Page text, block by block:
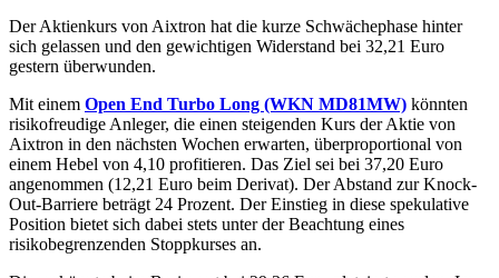
Der Aktienkurs von Aixtron hat die kurze Schwächephase hinter
sich gelassen und den gewichtigen Widerstand bei 32,21 Euro
gestern überwunden.
Mit einem Open End Turbo Long (WKN MD81MW) könnten
risikofreudige Anleger, die einen steigenden Kurs der Aktie von
Aixtron in den nächsten Wochen erwarten, überproportional von
einem Hebel von 4,10 profitieren. Das Ziel sei bei 37,20 Euro
angenommen (12,21 Euro beim Derivat). Der Abstand zur Knock-
Out-Barriere beträgt 24 Prozent. Der Einstieg in diese spekulative
Position bietet sich dabei stets unter der Beachtung eines
risikobegrenzenden Stoppkurses an.